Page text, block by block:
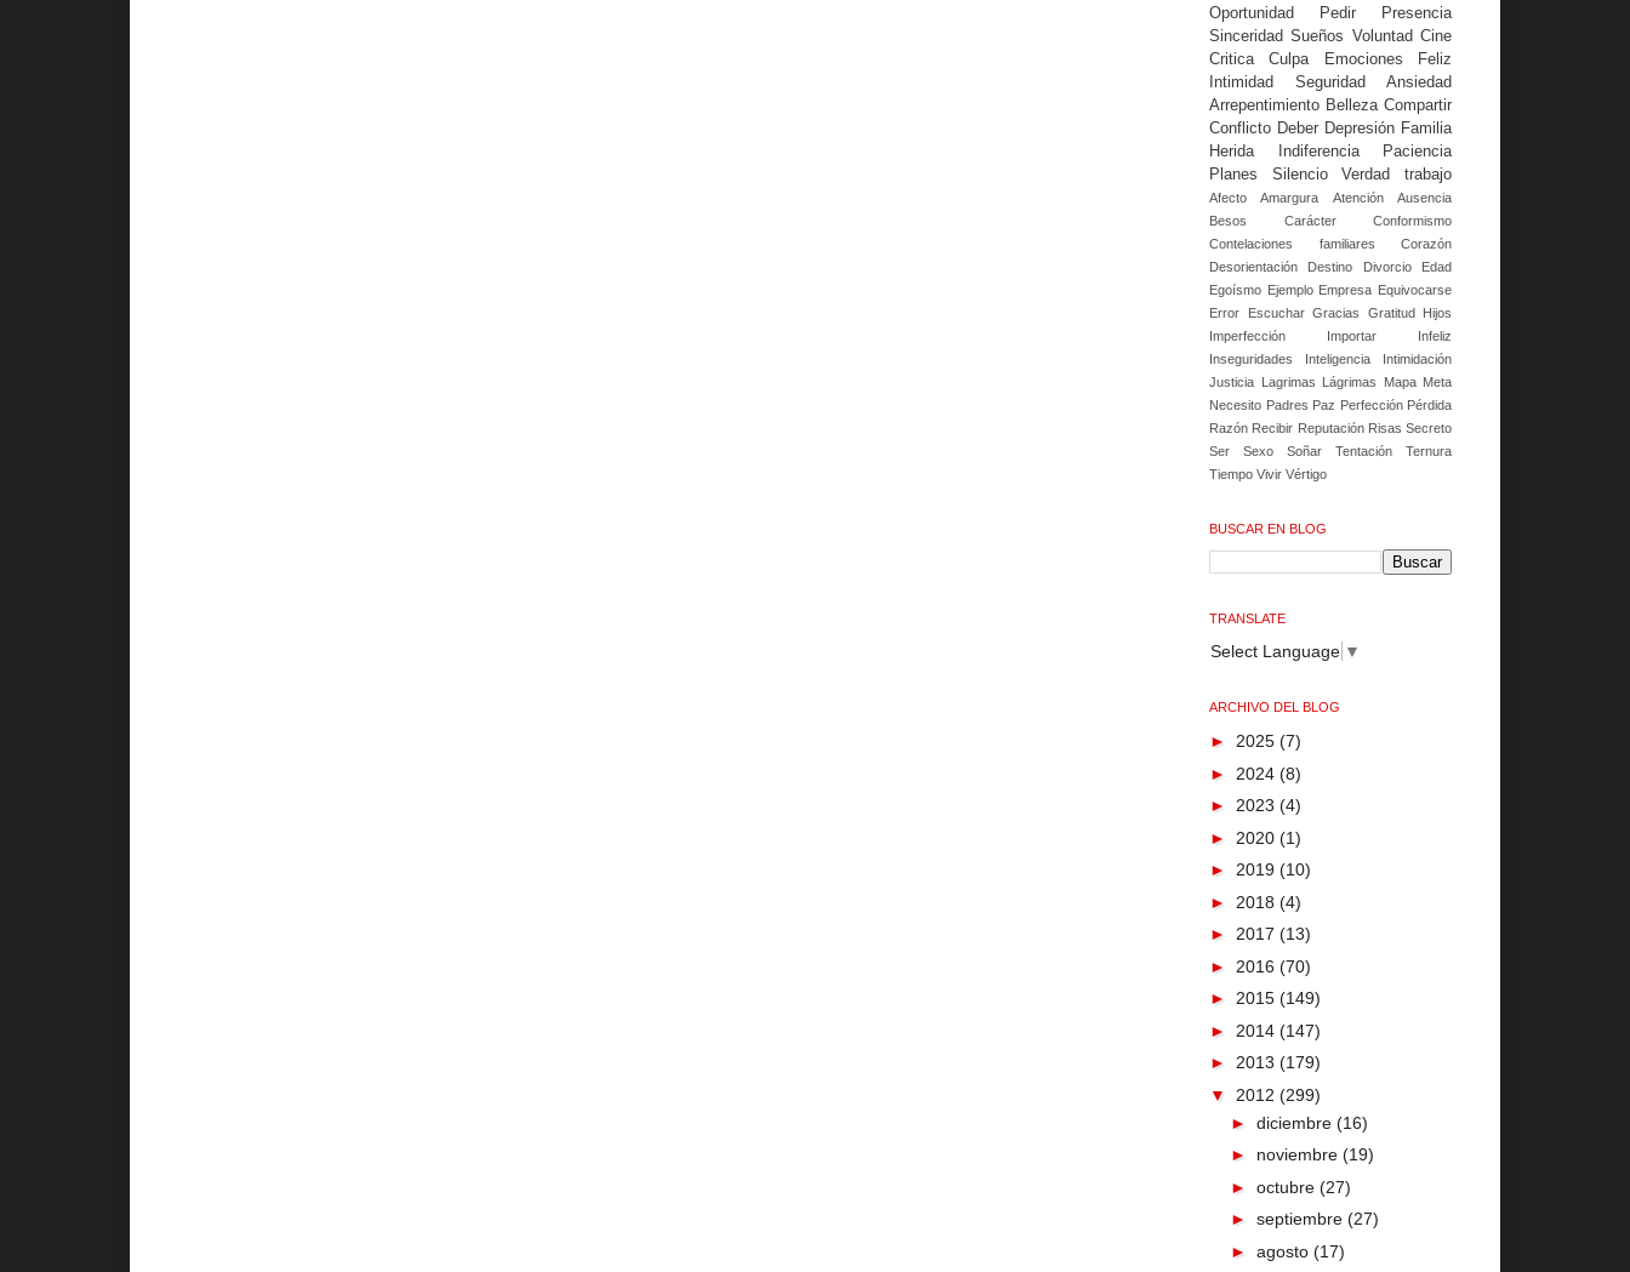
Oportunidad
Pedir
Presencia
Sinceridad Sueños Voluntad Cine
Critica
Culpa Emociones
Feliz
Intimidad
Seguridad
Ansiedad
Arrepentimiento Belleza Compartir
Conflicto Deber Depresión Familia
Herida
Indiferencia
Paciencia
Planes
Silencio Verdad trabajo
Afecto Amargura Atención
Ausencia
Besos
Carácter
Conformismo
Contelaciones familiares
Corazón
Desorientación
Destino Divorcio
Edad
Egoísmo Ejemplo Empresa Equivocarse
Error
Escuchar Gracias Gratitud
Hijos
Imperfección
Importar
Infeliz
Inseguridades
Inteligencia
Intimidación
Justicia Lagrimas Lágrimas Mapa Meta
Necesito Padres Paz Perfección Pérdida
Razón Recibir Reputación Risas Secreto
Ser
Sexo Soñar Tentación
Ternura
Tiempo Vivir Vértigo
BUSCAR EN BLOG
TRANSLATE
Select Language ▼
ARCHIVO DEL BLOG
► 2025 (7)
► 2024 (8)
► 2023 (4)
► 2020 (1)
► 2019 (10)
► 2018 (4)
► 2017 (13)
► 2016 (70)
► 2015 (149)
► 2014 (147)
► 2013 (179)
▼ 2012 (299)
► diciembre (16)
► noviembre (19)
► octubre (27)
► septiembre (27)
► agosto (17)